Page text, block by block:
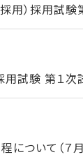
用）採用試
用試験 第１
ついて（７